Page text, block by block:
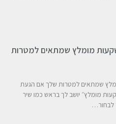
מומלץ שמתאים למטרות
שמתאים למטרות שלך אם הגעת
מומלץ״ יושב לך בראש כמו שיר
לבחור…